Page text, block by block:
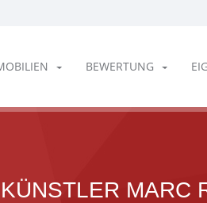
BEWERTUNG
MARC